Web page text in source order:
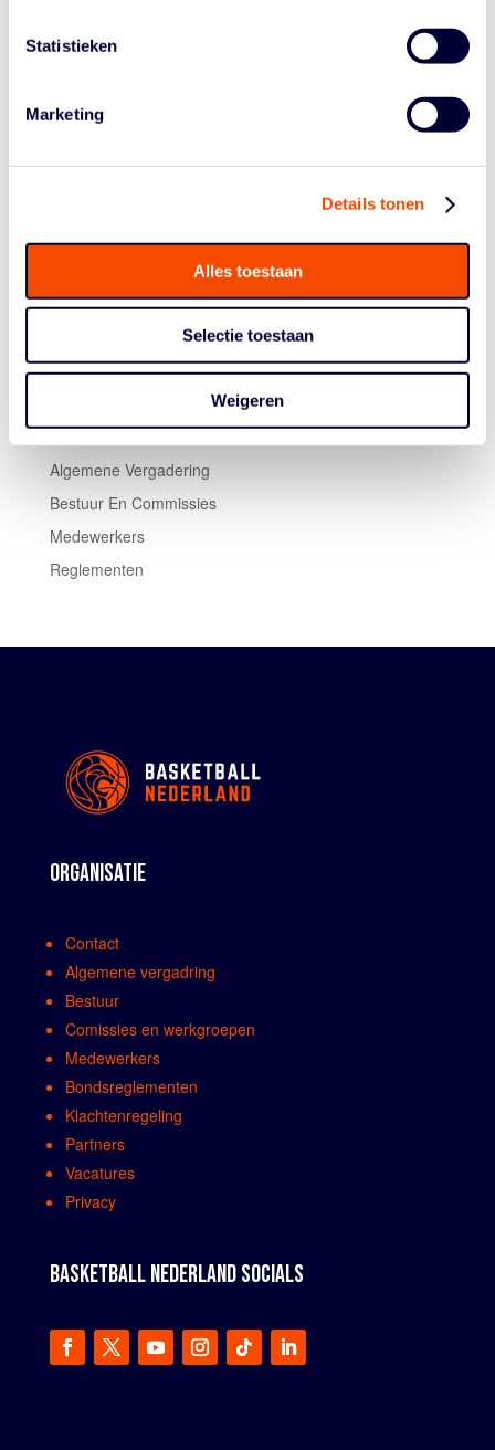
Statistieken
Marketing
Details tonen
Alles toestaan
Selectie toestaan
Weigeren
Edwin Wallaart reikte de award aan Jan uit (zie foto).
Wallaart: “Wat Jan een goed bestuurde maakte, is dat hij
had met de werkvloer, met de mensen voor wie hij het
allemaal deed. Hij bleef altijd met beide voeten op de
Historie
Algemene Vergadering
Bestuur En Commissies
Medewerkers
Reglementen
ORGANISATIE
Contact
Algemene vergadring
Bestuur
Comissies en werkgroepen
Medewerkers
Bondsreglementen
Klachtenregeling
Partners
Vacatures
Privacy
BASKETBALL NEDERLAND SOCIALS